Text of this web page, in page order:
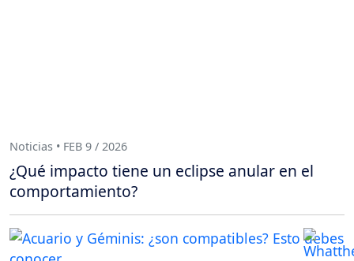
Noticias • FEB 9 / 2026
¿Qué impacto tiene un eclipse anular en el
comportamiento?